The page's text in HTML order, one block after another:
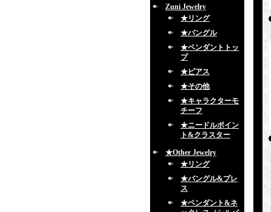
Zuni Jewelry
★リング
★バングル
★ペンダントトッ
プ
★ピアス
★その他
★キャラクターモ
チーフ
★ニードルポイン
ト&クラスター
★Other Jewelry
★リング
★バングル&ブレ
ス
★ペンダント&ネ